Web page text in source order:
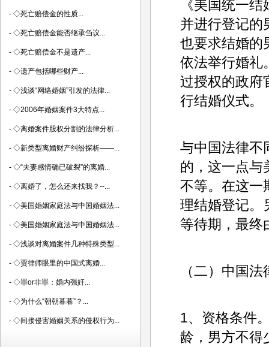
《美国统一
并进行登记的
也要求结婚的
依法举行婚礼
过授权的政府
行结婚仪式。
与中国法律不
的，这一点与
不等。在这一
理结婚登记。
等待期，最终
（二）中国
1、资格条件
龄，男方不得
- ◇死亡赔偿金的性质...
- ◇死亡赔偿金能否继承刍议...
- ◇死亡赔偿金不是遗产...
- ◇遗产包括哪些财产...
- ◇浅谈“网络婚姻”引发的法律...
- ◇2006年婚姻案件3大特点...
- ◇离婚案件股权分割的法律分析...
- ◇新类型离婚财产纠纷探析——...
- ◇“夫妻感情确已破裂”的离婚...
- ◇离婚了，怎么还来找我？--...
- ◇美国婚姻家庭法与中国婚姻法...
- ◇美国婚姻家庭法与中国婚姻法...
- ◇浅谈对离婚案件几种特殊类型...
- ◇贾律师眼里的中国式离婚...
- ◇罪or非罪：婚内强奸...
- ◇为什么“朝朝暮暮”？...
- ◇间接侵害婚姻关系的侵权行为...